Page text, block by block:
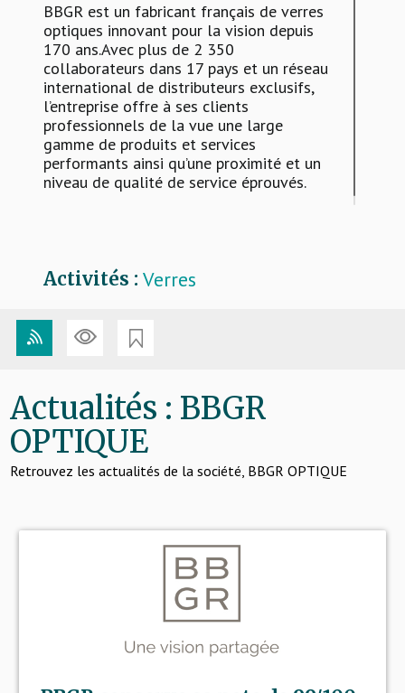
BBGR est un fabricant français de verres
optiques innovant pour la vision depuis
170 ans.Avec plus de 2 350
collaborateurs dans 17 pays et un réseau
international de distributeurs exclusifs,
l’entreprise offre à ses clients
professionnels de la vue une large
gamme de produits et services
performants ainsi qu’une proximité et un
niveau de qualité de service éprouvés.
Activités : Verres
Actualités : BBGR
OPTIQUE
Retrouvez les actualités de la société, BBGR OPTIQUE